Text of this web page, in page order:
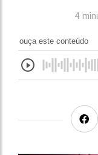
4
ouça este conteúdo